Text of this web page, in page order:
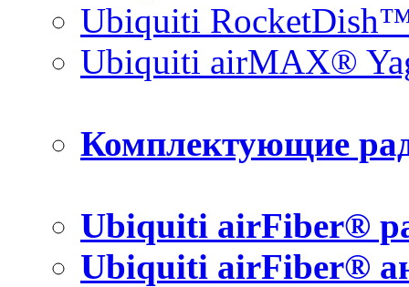
Ubiquiti
Ubiquiti airMAX®
Комплектующие
Ubiquiti airFiber®
Ubiquiti airFiber®